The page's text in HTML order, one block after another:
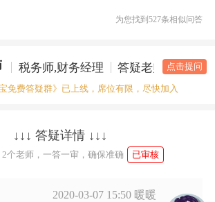
为您找到527条相似问答
税务师,财务经理 答疑老师 点击提问
免费答疑群》已上线，席位有限，尽快加入
↓↓↓ 答疑详情 ↓↓↓
个老师，一答一审，确保准确 已审核
2020-03-07 15:50 暖暖